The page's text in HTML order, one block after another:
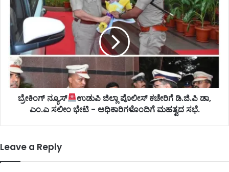
ಬ್ರೇಕಿಂಗ್ ನ್ಯೂಸ್
ಉಡುಪಿ ಜಿಲ್ಲಾ ಪೊಲೀಸ್ ಕಚೇರಿಗೆ ಡಿ.ಜಿ.ಪಿ ಡಾ,
ಎಂ.ಎ ಸಲೀಂ ಭೇಟಿ - ಅಧಿಕಾರಿಗಳೊಂದಿಗೆ ಮಹತ್ವದ ಸಭೆ.
Leave a Reply